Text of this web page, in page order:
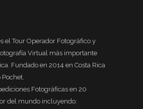
el Tour Operador Fotográfico y
Virtual más importante
Fundado en 2014 en Costa Rica
Pochet.
Fotográficas en 20
del mundo incluyendo: